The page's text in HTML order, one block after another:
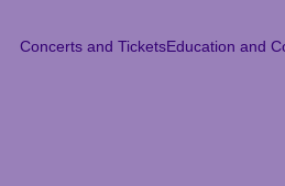
Concerts and TicketsEducation and